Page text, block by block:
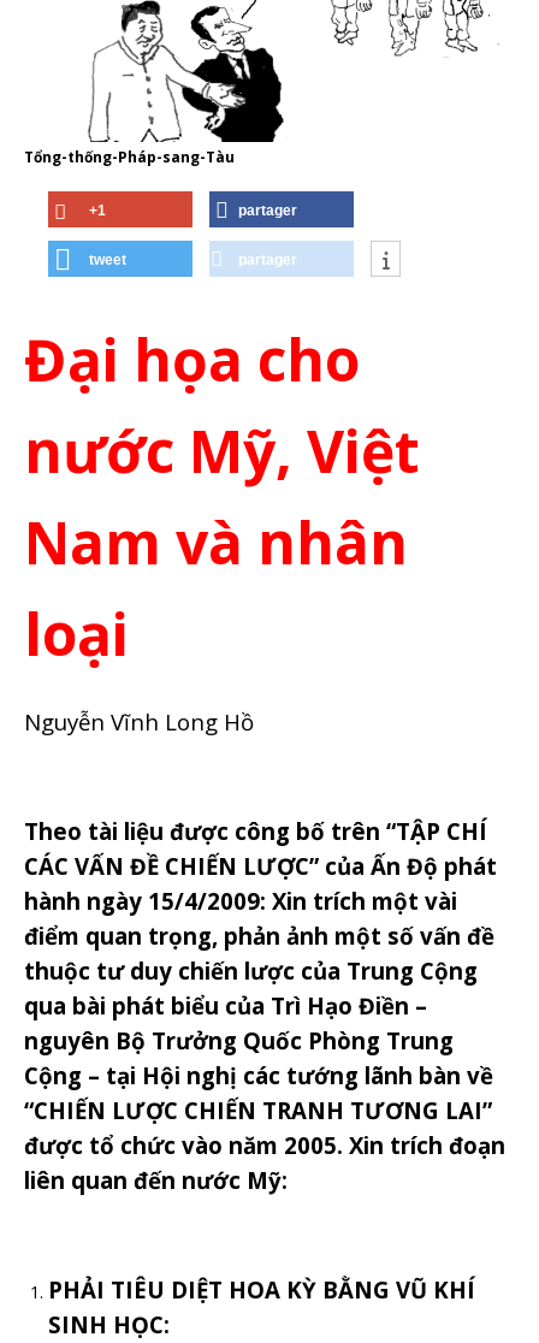
Tổng-thống-Pháp-sang-Tàu
+1 partager
tweet partager
Đại họa cho
nước Mỹ, Việt
Nam và nhân
loại
Nguyễn Vĩnh Long Hồ
Theo tài liệu được công bố trên “TẬP CHÍ
CÁC VẤN ĐỀ CHIẾN LƯỢC” của Ấn Độ phát
hành ngày 15/4/2009: Xin trích một vài
điểm quan trọng, phản ảnh một số vấn đề
thuộc tư duy chiến lược của Trung Cộng
qua bài phát biểu của Trì Hạo Điền –
nguyên Bộ Trưởng Quốc Phòng Trung
Cộng – tại Hội nghị các tướng lãnh bàn về
“CHIẾN LƯỢC CHIẾN TRANH TƯƠNG LAI”
được tổ chức vào năm 2005. Xin trích đoạn
liên quan đến nước Mỹ:
PHẢI TIÊU DIỆT HOA KỲ BẰNG VŨ KHÍ
SINH HỌC: